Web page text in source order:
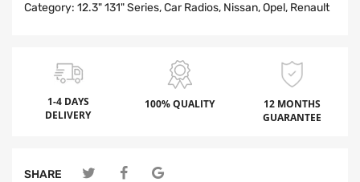
Category: 12.3" 131" Series,Car Radios, Nissan,Opel, Renault
1-4 DAYS
DELIVERY
100% QUALITY
12 MONTHS
GUARANTEE
SHARE